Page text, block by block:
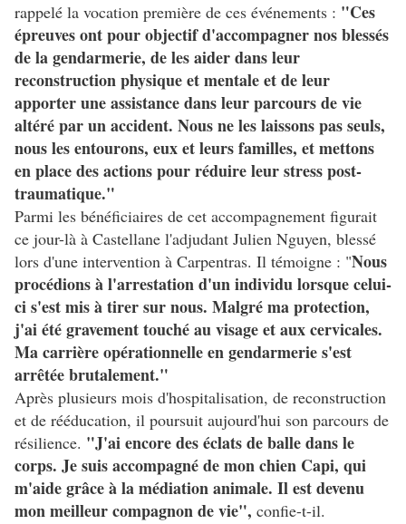
rappelé la vocation première de ces événements : "Ces
épreuves ont pour objectif d'accompagner nos blessés
de la gendarmerie, de les aider dans leur
reconstruction physique et mentale et de leur
apporter une assistance dans leur parcours de vie
altéré par un accident. Nous ne les laissons pas seuls,
nous les entourons, eux et leurs familles, et mettons
en place des actions pour réduire leur stress post-
traumatique."
Parmi les bénéficiaires de cet accompagnement figurait
ce jour-là à Castellane l'adjudant Julien Nguyen, blessé
lors d'une intervention à Carpentras. Il témoigne : "Nous
procédions à l'arrestation d'un individu lorsque celui-
ci s'est mis à tirer sur nous. Malgré ma protection,
j'ai été gravement touché au visage et aux cervicales.
Ma carrière opérationnelle en gendarmerie s'est
arrêtée brutalement."
Après plusieurs mois d'hospitalisation, de reconstruction
et de rééducation, il poursuit aujourd'hui son parcours de
résilience. "J'ai encore des éclats de balle dans le
corps. Je suis accompagné de mon chien Capi, qui
m'aide grâce à la médiation animale. Il est devenu
mon meilleur compagnon de vie", confie-t-il.